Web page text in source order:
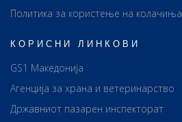
Политика за користење на колачиња
КОРИСНИ ЛИНКОВИ
GS1 Македонија
Агенција за храна и ветеринарство
Државниот пазарен инспекторат